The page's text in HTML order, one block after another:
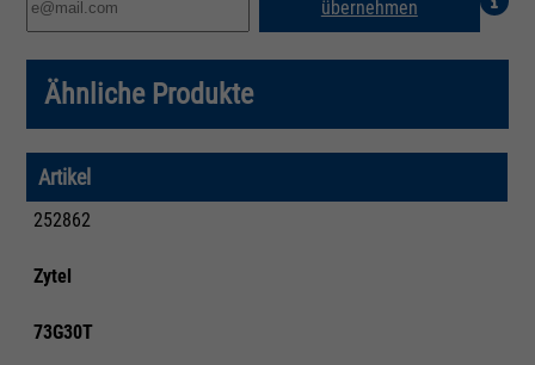
übernehmen
Ähnliche Produkte
Artikel
252862
Zytel
73G30T